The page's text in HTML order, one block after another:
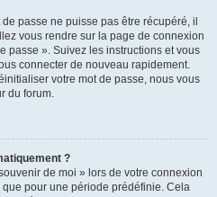
passe ne puisse pas être récupéré, il
vous rendre sur la page de connexion
passe ». Suivez les instructions et vous
connecter de nouveau rapidement.
votre mot de passe, nous vous
du forum.
?
de moi » lors de votre connexion
pour une période prédéfinie. Cela